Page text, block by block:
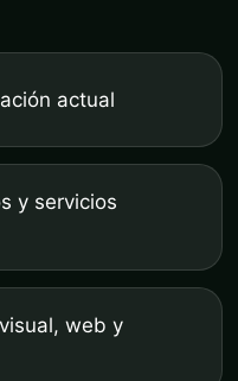
actual
y servicios
web y